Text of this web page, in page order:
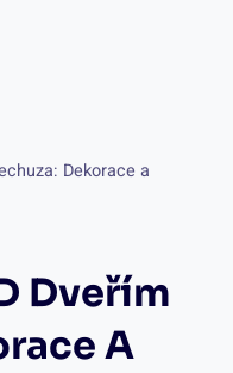
Dekorace a
Dveřím
A